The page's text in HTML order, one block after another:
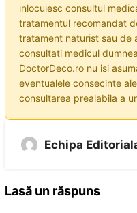
inlocuiesc consultul
tratamentul recomandat
tratament naturist sau de
consultati medicul
DoctorDeco.ro nu isi
eventualele consecinte
consultarea prealabila a
Echipa
Lasă un răspuns